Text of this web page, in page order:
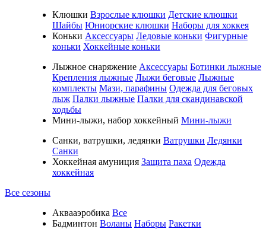
Клюшки Взрослые клюшки Детские клюшки
Шайбы Юниорские клюшки Наборы для хоккея
Коньки Аксессуары Ледовые коньки Фигурные
коньки Хоккейные коньки
Лыжное снаряжение Аксессуары Ботинки лыжные
Крепления лыжные Лыжи беговые Лыжные
комплекты Мази, парафины Одежда для беговых
лыж Палки лыжные Палки для скандинавской
ходьбы
Мини-лыжи, набор хоккейный Мини-лыжи
Санки, ватрушки, ледянки Ватрушки Ледянки
Санки
Хоккейная амуниция Защита паха Одежда
хоккейная
Все сезоны
Аквааэробика Все
Бадминтон Воланы Наборы Ракетки